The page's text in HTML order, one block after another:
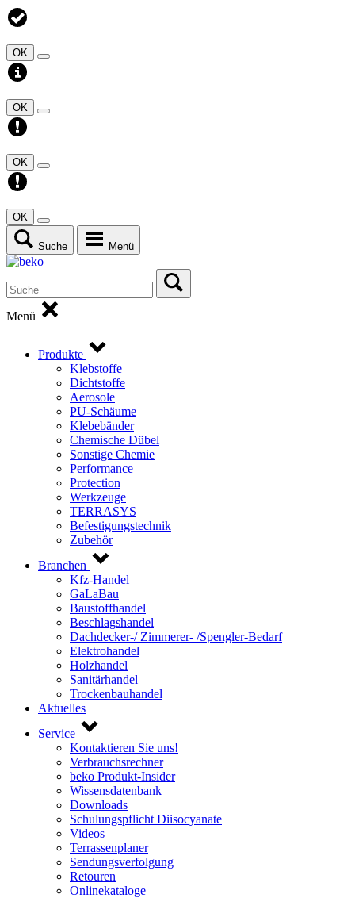
OK
OK
OK
OK
Suche Menü
Menü
Produkte
Klebstoffe
Dichtstoffe
Aerosole
PU-Schäume
Klebebänder
Chemische Dübel
Sonstige Chemie
Performance
Protection
Werkzeuge
TERRASYS
Befestigungstechnik
Zubehör
Branchen
Kfz-Handel
GaLaBau
Baustoffhandel
Beschlagshandel
Dachdecker-/ Zimmerer- /Spengler-Bedarf
Elektrohandel
Holzhandel
Sanitärhandel
Trockenbauhandel
Aktuelles
Service
Kontaktieren Sie uns!
Verbrauchsrechner
beko Produkt-Insider
Wissensdatenbank
Downloads
Schulungspflicht Diisocyanate
Videos
Terrassenplaner
Sendungsverfolgung
Retouren
Onlinekataloge